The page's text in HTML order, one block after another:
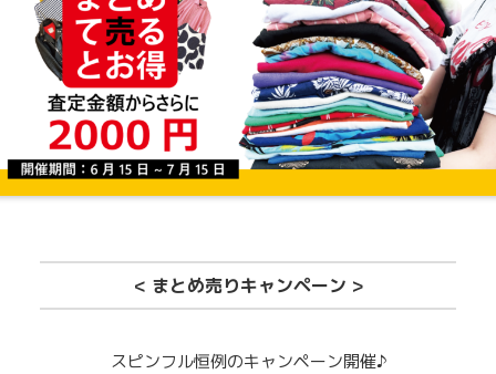
< まとめ売りキャンペーン >
スピンフル恒例のキャンペーン開催♪